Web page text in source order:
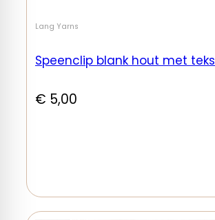
Lang Yarns
Speenclip blank hout met
€ 5,00